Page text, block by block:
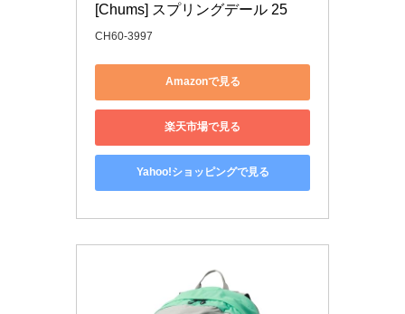
[Chums] スプリングデール 25
CH60-3997
Amazonで見る
楽天市場で見る
Yahoo!ショッピングで見る